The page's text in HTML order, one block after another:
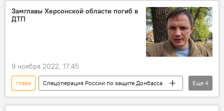
Президент РФ
Замглавы Херсонской области погиб в
ДТП
9 ноября 2022, 17:45
глава
Спецоперация России по защите Донбасса
Россия
Украина
Администрация
Еще 4